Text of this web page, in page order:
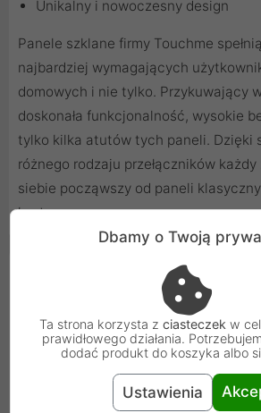
Unikalny i nowoczesny design
Panele szklane firmy Touchme
najbardziej wymagających
domowych i nie tylko. Przykuwający
doskonała funkcjonalność, wysokie
tylko kilka atutów tych paneli. Dzięki
różnego rodzaju przełączników
siebie począwszy od paneli
hartowane.
Cechy produktu
Kolor Czarny
Wymiar 86 x 158
Panel
Dbamy o Twoją
Ta strona korzysta z ciasteczek w
prawidłowego działania.
dodać produkt do koszyka albo
Ustawienia